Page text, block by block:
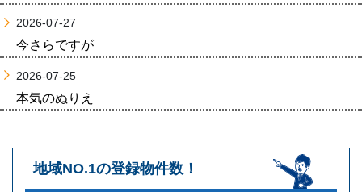
2026-07-27
今さらですが
2026-07-25
本気のぬりえ
地域NO.1の登録物件数！